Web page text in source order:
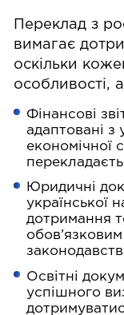
Переклад з
вимагає
оскільки
особливості,
Фінансові
адаптовані з
економічної
Юридичні
української
дотримання
Освітні
успішного